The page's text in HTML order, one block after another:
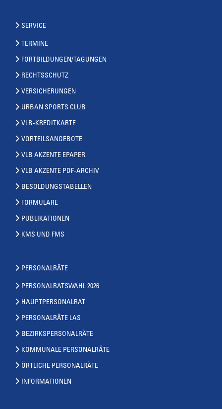
SERVICE
TERMINE
FORTBILDUNGEN/TAGUNGEN
RECHTSSCHUTZ
VERSICHERUNGEN
URBAN SPORTS CLUB
VLB-KREDITKARTE
VORTEILSANGEBOTE
VLB AKZENTE EPAPER
VLB AKZENTE PDF-ARCHIV
BESOLDUNGSTABELLEN
FORMULARE
PUBLIKATIONEN
KMS UND FMS
PERSONALRÄTE
PERSONALRATSWAHL 2026
HAUPTPERSONALRAT
PERSONALRÄTE LAS
BEZIRKSPERSONALRÄTE
KOMMUNALE PERSONALRÄTE
ÖRTLICHE PERSONALRÄTE
INFORMATIONEN